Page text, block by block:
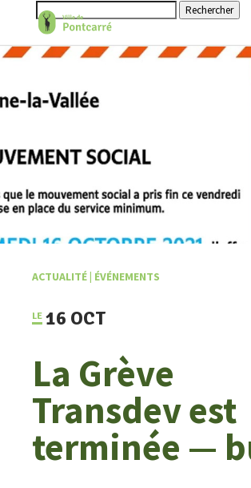
Rechercher
ACTUALITÉ| ÉVÉNEMENTS
16 OCT
La Grève
Transdev est
terminée —